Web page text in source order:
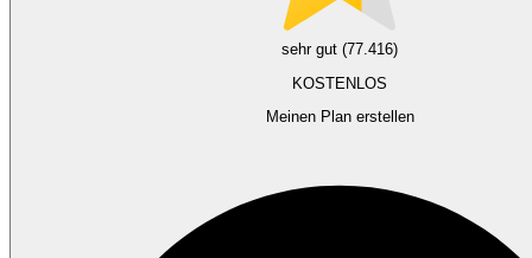
sehr gut (77.416)
KOSTENLOS
Meinen Plan erstellen